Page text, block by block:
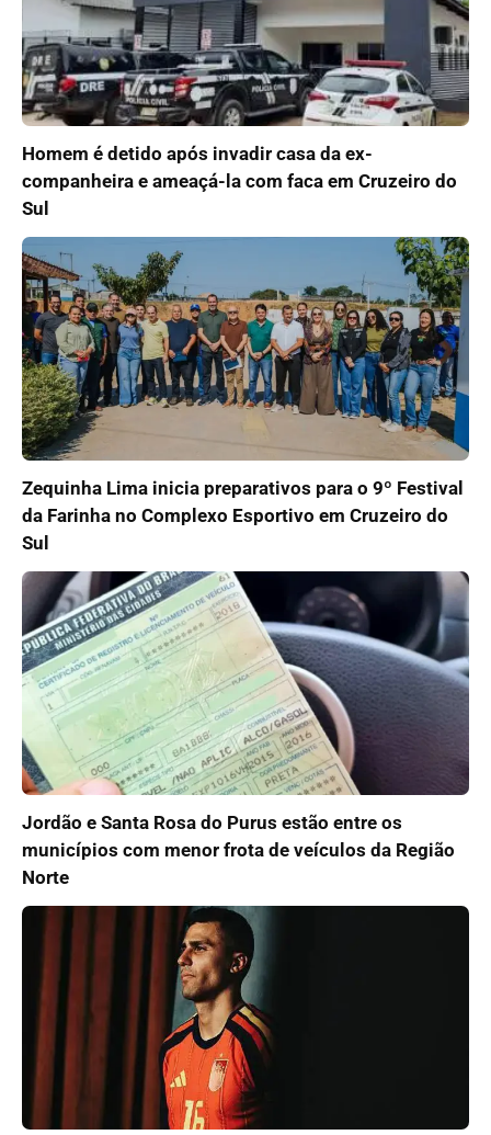
Homem é detido após invadir casa da ex-
companheira e ameaçá-la com faca em Cruzeiro do
Sul
Zequinha Lima inicia preparativos para o 9º Festival
da Farinha no Complexo Esportivo em Cruzeiro do
Sul
Jordão e Santa Rosa do Purus estão entre os
municípios com menor frota de veículos da Região
Norte